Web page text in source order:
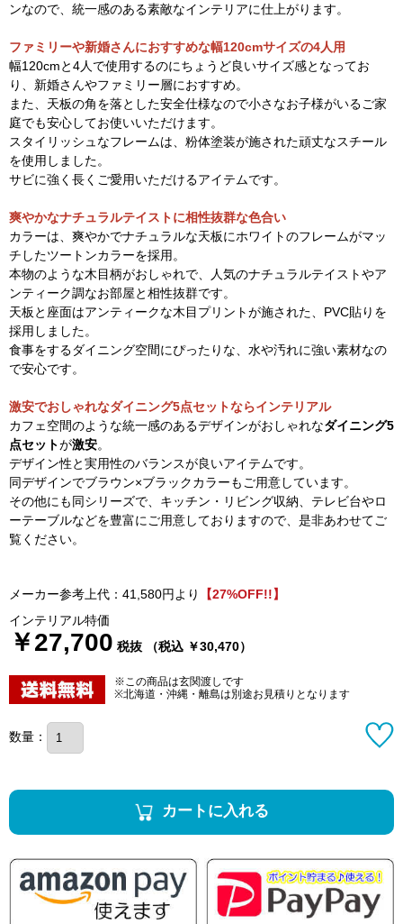
ンなので、統一感のある素敵なインテリアに仕上がります。
ファミリーや新婚さんにおすすめな幅120cmサイズの4人用
幅120cmと4人で使用するのにちょうど良いサイズ感となってお
り、新婚さんやファミリー層におすすめ。
また、天板の角を落とした安全仕様なので小さなお子様がいるご家
庭でも安心してお使いいただけます。
スタイリッシュなフレームは、粉体塗装が施された頑丈なスチール
を使用しました。
サビに強く長くご愛用いただけるアイテムです。
爽やかなナチュラルテイストに相性抜群な色合い
カラーは、爽やかでナチュラルな天板にホワイトのフレームがマッ
チしたツートンカラーを採用。
本物のような木目柄がおしゃれで、人気のナチュラルテイストやア
ンティーク調なお部屋と相性抜群です。
天板と座面はアンティークな木目プリントが施された、PVC貼りを
採用しました。
食事をするダイニング空間にぴったりな、水や汚れに強い素材なの
で安心です。
激安でおしゃれなダイニング5点セットならインテリアル
カフェ空間のような統一感のあるデザインがおしゃれなダイニング5
点セットが激安。
デザイン性と実用性のバランスが良いアイテムです。
同デザインでブラウン×ブラックカラーもご用意しています。
その他にも同シリーズで、キッチン・リビング収納、テレビ台やロ
ーテーブルなどを豊富にご用意しておりますので、是非あわせてご
覧ください。
メーカー参考上代：41,580円より
【27%OFF!!】
インテリアル特価
￥27,700 税抜 （税込 ￥30,470）
※この商品は玄関渡しです
※北海道・沖縄・離島は別途お見積りとなります
数量：
カートに入れる